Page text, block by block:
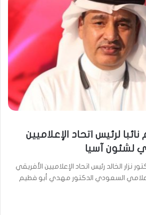
لرئيس اتحاد الإعلاميين
لشئون آسيا
نزار الخالد رئيس اتحاد الإعلاميين الأفريقي
السعودي الدكتور مهدي أبو فطيم